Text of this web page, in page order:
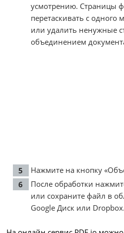
усмотрению. Страницы
перетаскивать с одного
или удалить ненужные
объединением
Нажмите на кнопку
После обработки
или сохраните файл в
Google Диск или Dropbox.